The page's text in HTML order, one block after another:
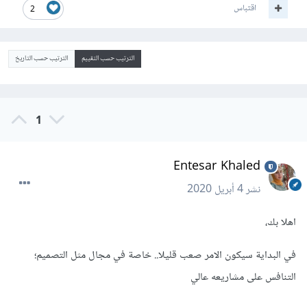
2 اقتباس
الترتيب حسب التقييم الترتيب حسب التاريخ
1
Entesar Khaled
نشر4 أبريل 2020
اهلا بك،
في البداية سيكون الامر صعب قليلا.. خاصة في مجال مثل التصميم؛
التنافس على مشاريعه عالي